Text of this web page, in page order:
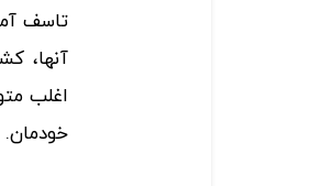
تاسف
آنها،
اغلب
خودمان.